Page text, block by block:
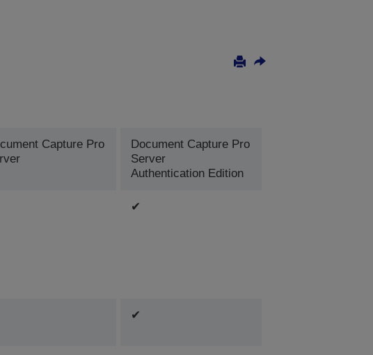
Capture Pro
Document Capture Pro
Server
Authentication Edition
✔
✔